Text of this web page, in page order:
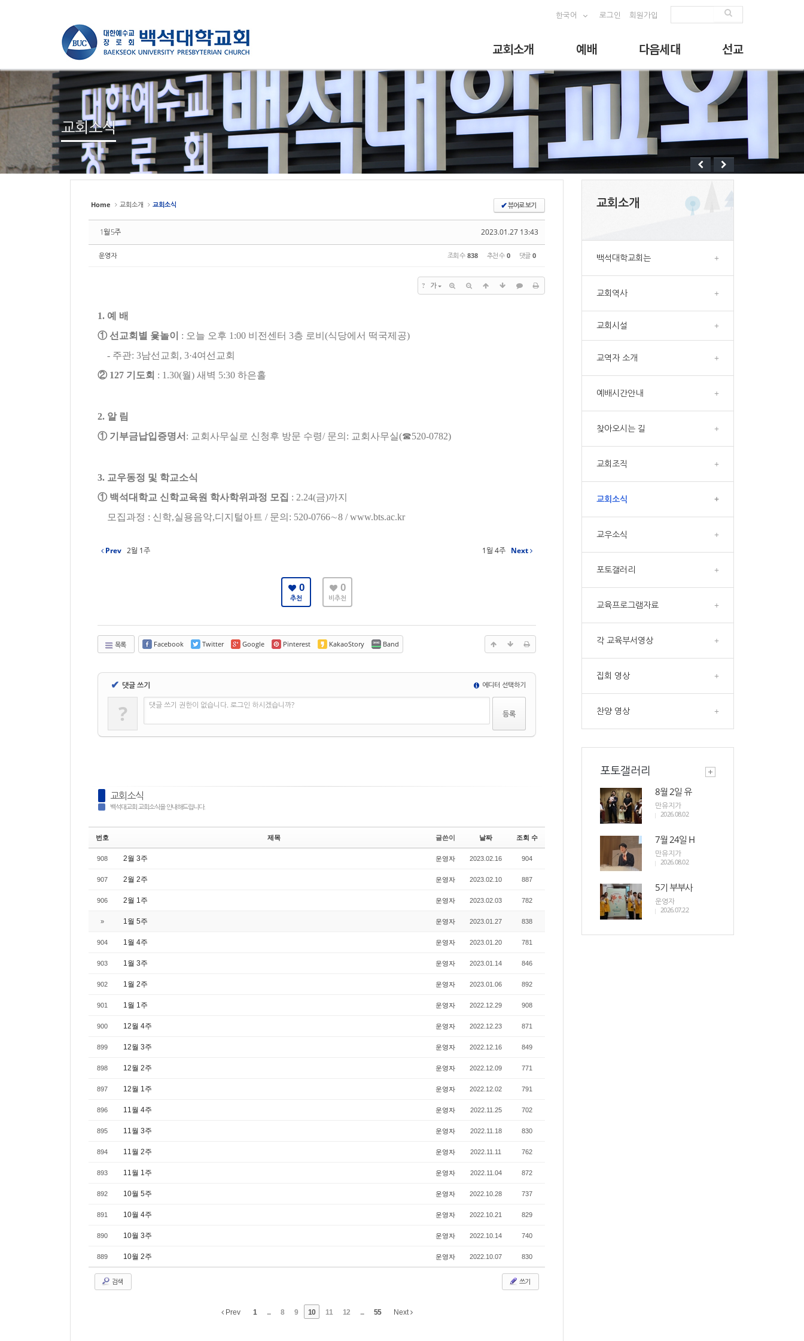
한국어 로그인 회원가입
교회소개 예배 다음세대 선교
교회소식
Home 교회소개 교회소식 ✔뷰어로 보기
2023.01.27 13:43
1월 5주
운영자 조회 수 838 추천 수 0 댓글 0
? 가
1. 예 배
① 선교회별 윷놀이 : 오늘 오후 1:00 비전센터 3층 로비 (식당에서 떡국제공)
- 주관: 3남선교회 , 3·4여선교회
② 127 기도회 : 1.30(월) 새벽 5:30 하은홀
2. 알 림
① 기부금납입증명서 : 교회사무실로 신청후 방문 수령/ 문의 : 교회사무실(☎520-0782)
3. 교우동정 및 학교소식
① 백석대학교 신학교육원 학사학위과정 모집 : 2.24(금)까지
모집과정 : 신학,실용음악,디지털아트 / 문의 : 520-0766∼8 / www.bts.ac.kr
Prev 2월 1주 1월 4주 Next
0
추천
0
비추천
목록 Facebook Twitter Google Pinterest KakaoStory Band
✔ 댓글 쓰기 에디터 선택하기
? 댓글 쓰기 권한이 없습니다. 로그인 하시겠습니까?
교회소식
백석대교회 교회소식을 안내해드립니다.
번호 제목 글쓴이 날짜 조회 수
908 2월 3주 운영자 2023.02.16 904
907 2월 2주 운영자 2023.02.10 887
906 2월 1주 운영자 2023.02.03 782
» 1월 5주 운영자 2023.01.27 838
904 1월 4주 운영자 2023.01.20 781
903 1월 3주 운영자 2023.01.14 846
902 1월 2주 운영자 2023.01.06 892
901 1월 1주 운영자 2022.12.29 908
900 12월 4주 운영자 2022.12.23 871
899 12월 3주 운영자 2022.12.16 849
898 12월 2주 운영자 2022.12.09 771
897 12월 1주 운영자 2022.12.02 791
896 11월 4주 운영자 2022.11.25 702
895 11월 3주 운영자 2022.11.18 830
894 11월 2주 운영자 2022.11.11 762
893 11월 1주 운영자 2022.11.04 872
892 10월 5주 운영자 2022.10.28 737
891 10월 4주 운영자 2022.10.21 829
890 10월 3주 운영자 2022.10.14 740
889 10월 2주 운영자 2022.10.07 830
검색 쓰기
Prev 1 ... 8 9 10 11 12 ... 55 Next
교회소개
백석대학교회는 +
교회역사 +
교회시설 +
교역자 소개 +
예배시간안내 +
찾아오시는 길 +
교회조직 +
교회소식 +
교우소식 +
포토갤러리 +
교육프로그램자료 +
각 교육부서영상 +
집회 영상 +
찬양 영상 +
포토갤러리
8월 2일 유
만유지가
2026.08.02
7월 24일 H
만유지가
2026.08.02
5기 부부사
운영자
2026.07.22
스케치북5
Sketchbook5,
스케치북5
스케치북5
Sketchbook5,
스케치북5